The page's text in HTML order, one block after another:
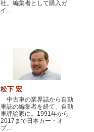
社。編集者として購入ガ
イ...
松下 宏
中古車の業界誌から自動
車誌の編集者を経て、自動
車評論家に。1991年から
2017まで日本カー・オ
ブ...